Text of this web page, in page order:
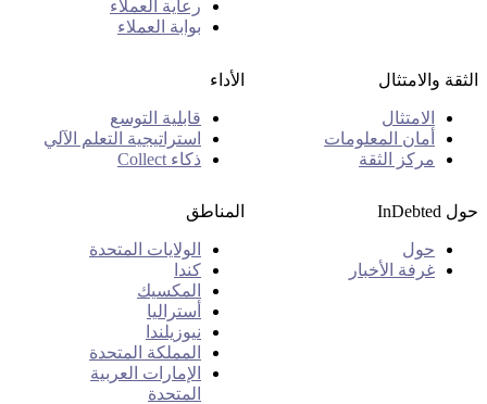
رعاية العملاء
بوابة العملاء
الثقة والامتثال
الامتثال
أمان المعلومات
مركز الثقة
الأداء
قابلية التوسع
استراتيجية التعلم الآلي
ذكاء Collect
حول InDebted
حول
غرفة الأخبار
المناطق
الولايات المتحدة
كندا
المكسيك
أستراليا
نيوزيلندا
المملكة المتحدة
الإمارات العربية
المتحدة